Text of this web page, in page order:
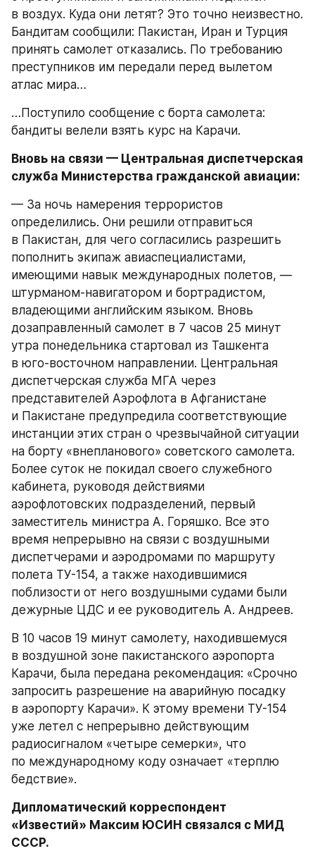
в воздух. Куда они летят? Это точно неизвестно.
Бандитам сообщили: Пакистан, Иран и Турция
принять самолет отказались. По требованию
преступников им передали перед вылетом
атлас мира…
…Поступило сообщение с борта самолета:
бандиты велели взять курс на Карачи.
Вновь на связи — Центральная диспетчерская
служба Министерства гражданской авиации:
— За ночь намерения террористов
определились. Они решили отправиться
в Пакистан, для чего согласились разрешить
пополнить экипаж авиаспециалистами,
имеющими навык международных полетов, —
штурманом-навигатором и бортрадистом,
владеющими английским языком. Вновь
дозаправленный самолет в 7 часов 25 минут
утра понедельника стартовал из Ташкента
в юго-восточном направлении. Центральная
диспетчерская служба МГА через
представителей Аэрофлота в Афганистане
и Пакистане предупредила соответствующие
инстанции этих стран о чрезвычайной ситуации
на борту «внепланового» советского самолета.
Более суток не покидал своего служебного
кабинета, руководя действиями
аэрофлотовских подразделений, первый
заместитель министра А. Горяшко. Все это
время непрерывно на связи с воздушными
диспетчерами и аэродромами по маршруту
полета ТУ-154, а также находившимися
поблизости от него воздушными судами были
дежурные ЦДС и ее руководитель А. Андреев.
В 10 часов 19 минут самолету, находившемуся
в воздушной зоне пакистанского аэропорта
Карачи, была передана рекомендация: «Срочно
запросить разрешение на аварийную посадку
в аэропорту Карачи». К этому времени ТУ-154
уже летел с непрерывно действующим
радиосигналом «четыре семерки», что
по международному коду означает «терплю
бедствие».
Дипломатический корреспондент
«Известий» Максим ЮСИН связался с МИД
СССР.